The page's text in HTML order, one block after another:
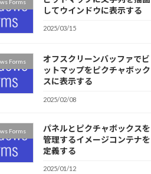
Forms
してウインドウに表示する
2025/03/15
Forms
オフスクリーンバッファでビ
ットマップをピクチャボック
スに表示する
2025/02/08
Forms
パネルとピクチャボックスを
管理するイメージコンテナを
定義する
2025/01/12